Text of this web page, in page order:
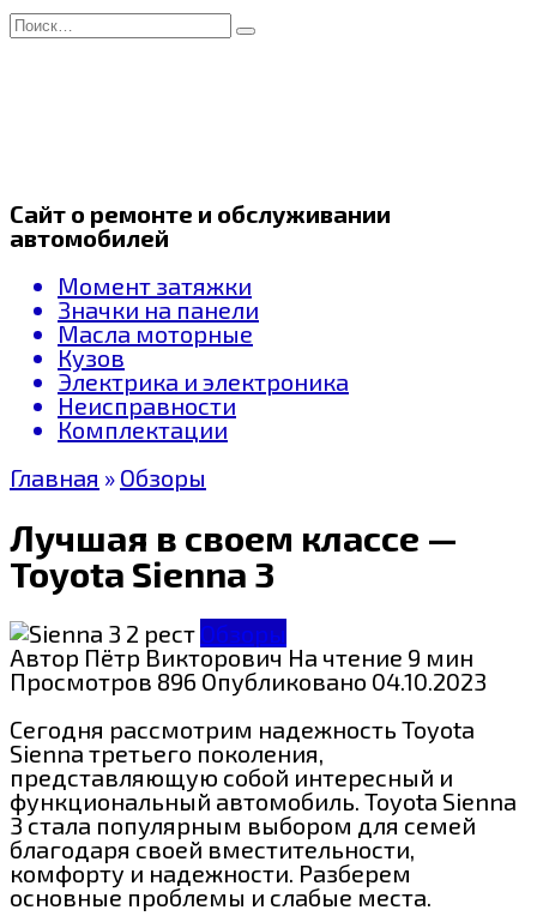
Перейти
к
Search
for:
Сайт о ремонте и обслуживании
автомобилей
Момент затяжки
Значки на панели
Масла моторные
Кузов
Электрика и электроника
Неисправности
Комплектации
Главная » Обзоры
Лучшая в своем классе —
Toyota Sienna 3
Обзоры
Автор Пётр Викторович На чтение 9 мин
Просмотров 896 Опубликовано 04.10.2023
Сегодня рассмотрим надежность Toyota
Sienna третьего поколения,
представляющую собой интересный и
функциональный автомобиль. Toyota Sienna
3 стала популярным выбором для семей
благодаря своей вместительности,
комфорту и надежности. Разберем
основные проблемы и слабые места.